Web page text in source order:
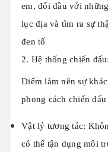
em, đối đầu với
lục địa và tìm ra sự
đen tố
2. Hệ thống chiến
Điểm làm nên sự
phong cách chiến đấu
Vật lý tương tác:
có thể tận dụng môi